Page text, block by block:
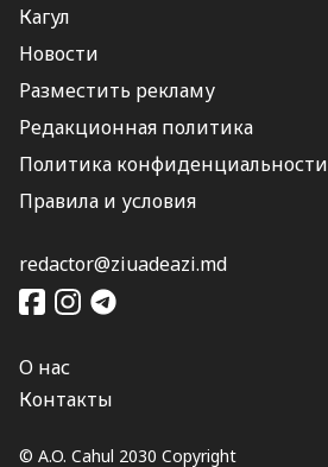
© A.O. Cahul 2030 Copyright
Кагул
Новости
Разместить рекламу
Редакционная политика
Политика конфиденциальности
Правила и условия
redactor@ziuadeazi.md
О нас
Контакты